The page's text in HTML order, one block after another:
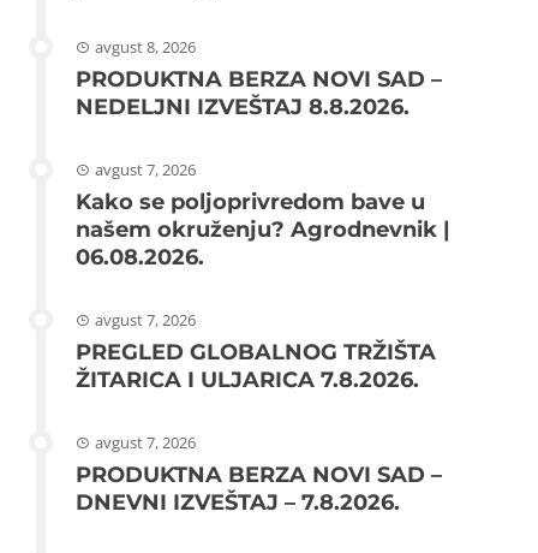
avgust 8, 2026
PRODUKTNA BERZA NOVI SAD –
NEDELJNI IZVEŠTAJ 8.8.2026.
avgust 7, 2026
Kako se poljoprivredom bave u
našem okruženju? Agrodnevnik |
06.08.2026.
avgust 7, 2026
PREGLED GLOBALNOG TRŽIŠTA
ŽITARICA I ULJARICA 7.8.2026.
avgust 7, 2026
PRODUKTNA BERZA NOVI SAD –
DNEVNI IZVEŠTAJ – 7.8.2026.